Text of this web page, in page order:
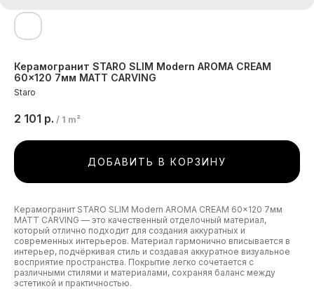
Керамогранит STARO SLIM Modern AROMA CREAM
60x120 7мм MATT CARVING
Staro
2 101 р. / 1 m²
ДОБАВИТЬ В КОРЗИНУ
Керамогранит STARO SLIM Modern AROMA CREAM 60x120 7мм
MATT CARVING — это качественный отделочный материал,
который отлично подходит для создания аккуратных и
современных интерьеров. Материал гармонично вписывается в
интерьер, подчёркивая стиль и создавая аккуратное визуальное
восприятие пространства. Покрытие легко сочетается с
различными стилями и материалами, сохраняя баланс между
эстетикой и практичностью.